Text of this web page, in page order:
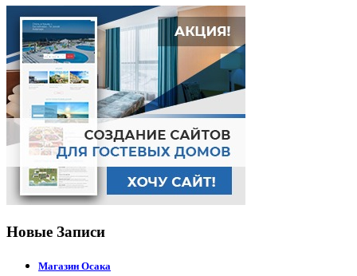
Новые Записи
Магазин Осака